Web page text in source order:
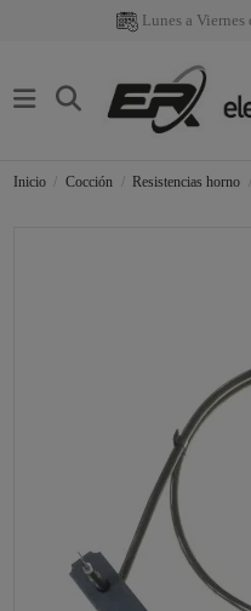
Lunes a
Inicio Cocción Resistencias horno